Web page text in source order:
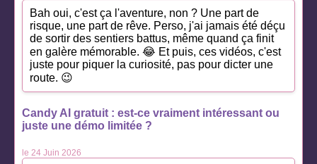
Bah oui, c'est ça l'aventure, non ? Une part de
risque, une part de rêve. Perso, j'ai jamais été déçu
de sortir des sentiers battus, même quand ça finit
en galère mémorable. 😂 Et puis, ces vidéos, c'est
juste pour piquer la curiosité, pas pour dicter une
route. 😉
Candy AI gratuit : est-ce vraiment intéressant ou
juste une démo limitée ?
le 24 Juin 2026